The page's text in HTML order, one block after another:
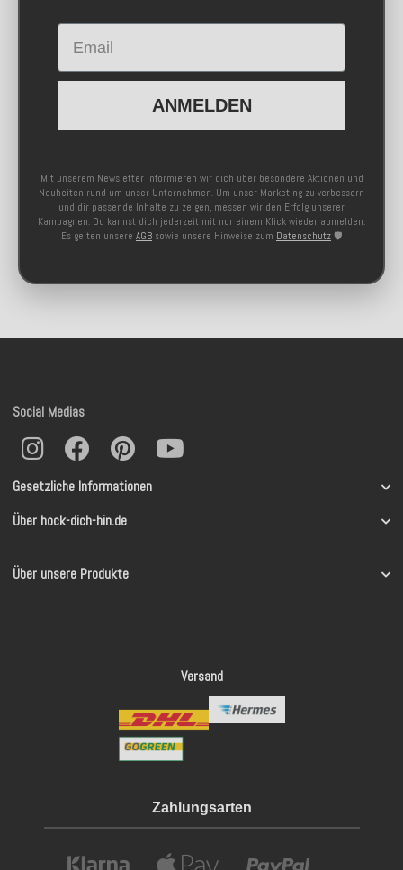
Email
ANMELDEN
Mit unserem Newsletter informieren wir dich über besondere Aktionen und
Neuheiten rund um unser Unternehmen. Um unser Marketing zu verbessern
und dir passende Inhalte zu zeigen, messen wir den Erfolg unserer
Kampagnen. Du kannst dich jederzeit mit nur einem Klick wieder abmelden.
Es gelten unsere AGB sowie unsere Hinweise zum Datenschutz 🛡️
Gesetzliche Informationen
Über hock-dich-hin.de
Über unsere Produkte
Social Medias
Versand
Zahlungsarten